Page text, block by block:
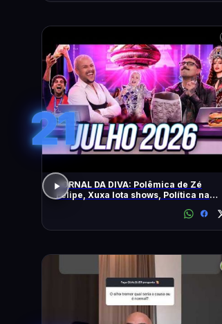
21
JORNAL DA DIVA: Polêmica de Zé
Felipe, Xuxa lota shows, Política na